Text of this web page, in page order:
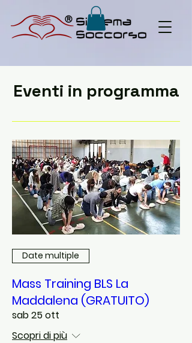
Eventi in programma
Date multiple
Mass Training BLS La
Maddalena (GRATUITO)
sab 25 ott
Scopri di più